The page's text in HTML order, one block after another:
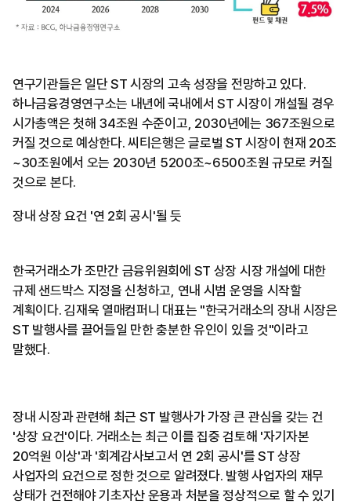
연구기관들은 일단 ST 시장의 고속 성장을 전망하고 있다.
하나금융경영연구소는 내년에 국내에서 ST 시장이 개설될 경우
시가총액은 첫해 34조원 수준이고, 2030년에는 367조원으로
커질 것으로 예상한다. 씨티은행은 글로벌 ST 시장이 현재 20조
~30조원에서 오는 2030년 5200조~6500조원 규모로 커질
것으로 본다.
장내 상장 요건 '연 2회 공시'될 듯
한국거래소가 조만간 금융위원회에 ST 상장 시장 개설에 대한
규제 샌드박스 지정을 신청하고, 연내 시범 운영을 시작할
계획이다. 김재욱 열매컴퍼니 대표는 "한국거래소의 장내 시장은
ST 발행사를 끌어들일 만한 충분한 유인이 있을 것"이라고
말했다.
장내 시장과 관련해 최근 ST 발행사가 가장 큰 관심을 갖는 건
'상장 요건'이다. 거래소는 최근 이를 집중 검토해 '자기자본
20억원 이상'과 '회계감사보고서 연 2회 공시'를 ST 상장
사업자의 요건으로 정한 것으로 알려졌다. 발행 사업자의 재무
상태가 건전해야 기초자산 운용과 처분을 정상적으로 할 수 있기